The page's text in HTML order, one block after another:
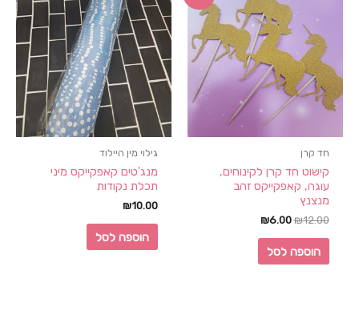
חד קרן
קישוט חד קרן לקינוחים,
עוגה, קאפקייקס זהב
מנצנץ
₪12.00
₪6.00
הוספה לסל
גילוי מין היילוד
מנג'טים קאפקייקס מיני
תכלת נקודות
₪10.00
הוספה לסל